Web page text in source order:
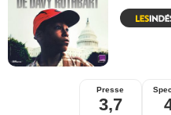
Presse
3,7